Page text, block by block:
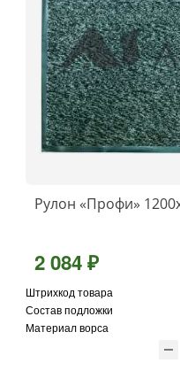
Рулон «Профи»
2 084 ₽
Штрихкод товара
Состав подложки
Материал ворса